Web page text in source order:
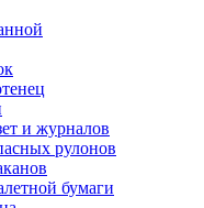
и журналов
рулонов
бумаги